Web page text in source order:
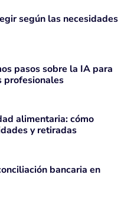
según las necesidades
pasos sobre la IA para
profesionales
alimentaria: cómo
y retiradas
bancaria en